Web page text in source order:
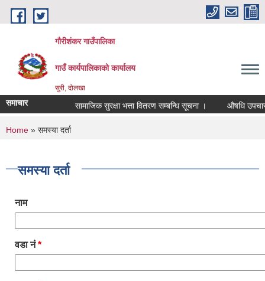
Skip to main content
गौरीशंकर गाउँपालिका
गाउँ कार्यपालिकाको कार्यालय
सुरी, दोलखा
समाचार सामाजिक सुरक्षा भत्ता वितरण सम्बन्धि सूचना । औषधि उपचार
You are here
Home » समस्या दर्ता
समस्या दर्ता
नाम
वडा नं*